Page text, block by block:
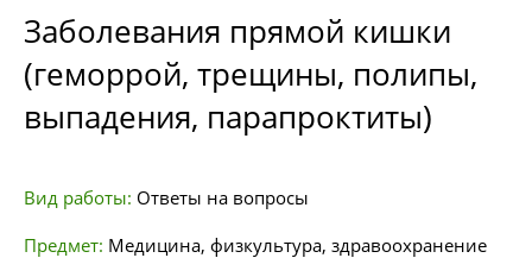
Заболевания прямой кишки
(геморрой, трещины, полипы,
выпадения, парапроктиты)
Вид работы: Ответы на вопросы
Предмет: Медицина, физкультура, здравоохранение